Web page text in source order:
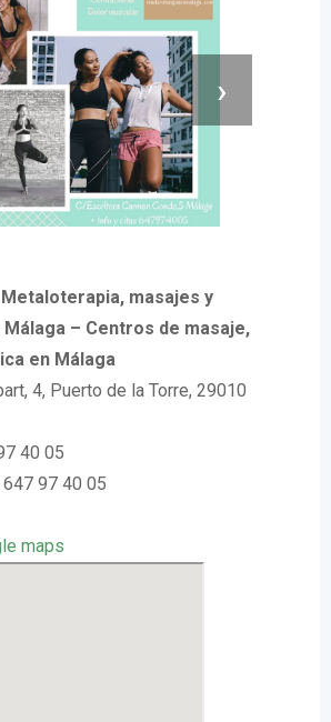
›
masajes y
– Centros de masaje,
en Málaga
4, Puerto de la Torre, 29010
40 05
647 97 40 05
maps